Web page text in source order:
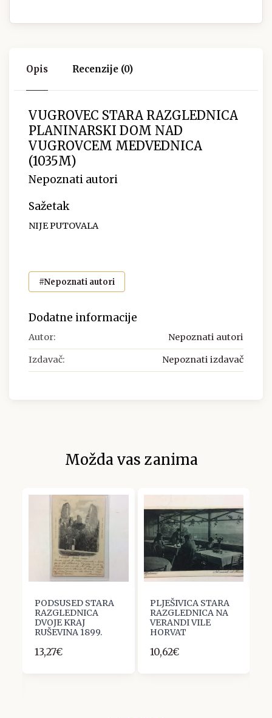
Opis Recenzije (0)
VUGROVEC STARA RAZGLEDNICA
PLANINARSKI DOM NAD
VUGROVCEM MEDVEDNICA
(1035M)
Nepoznati autori
Sažetak
NIJE PUTOVALA
#Nepoznati autori
Dodatne informacije
Autor: Nepoznati autori
Izdavač: Nepoznati izdavač
Možda vas zanima
PODSUSED STARA
RAZGLEDNICA
DVOJE KRAJ
RUŠEVINA 1899.
13,27€
PLJEŠIVICA STARA
RAZGLEDNICA NA
VERANDI VILE
HORVAT
10,62€